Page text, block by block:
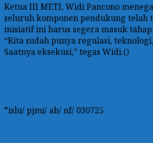
Ketua III METI, Widi Pancono
seluruh komponen pendukung telah
inisiatif ini harus segera masuk
“Kita sudah punya regulasi,
Saatnya eksekusi,” tegas Widi.()
*islu/ pjmi/ ab/ nf/ 030725